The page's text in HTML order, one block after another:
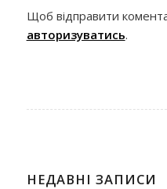
Щоб відправити
авторизуватись.
НЕДАВНІ ЗАПИСИ